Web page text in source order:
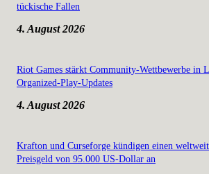
tückische Fallen
4. August 2026
Riot Games stärkt Community-Wettbewerbe in
Organized-Play-Updates
4. August 2026
Krafton und Curseforge kündigen einen
Preisgeld von 95.000 US-Dollar an